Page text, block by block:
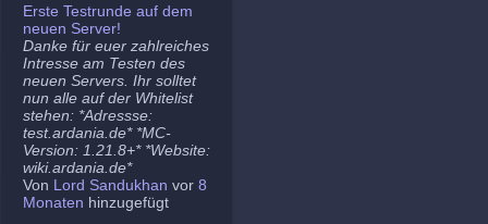
Erste Testrunde auf dem
neuen Server!
Danke für euer zahlreiches
Intresse am Testen des
neuen Servers. Ihr solltet
nun alle auf der Whitelist
stehen: *Adressse:
test.ardania.de* *MC-
Version: 1.21.8+* *Website:
wiki.ardania.de*
Von Lord Sandukhan vor 8
Monaten hinzugefügt